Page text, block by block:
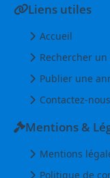
Liens utiles
Accueil
Rechercher
Publier une
Contactez-nous
Mentions &
Mentions
Politique de